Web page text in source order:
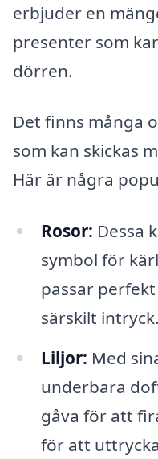
erbjuder en
presenter som
dörren.
Det finns många
som kan skickas
Här är några
Rosor: Dessa
symbol för
passar
särskilt intryck.
Liljor: Med
underbara
gåva för att
för att